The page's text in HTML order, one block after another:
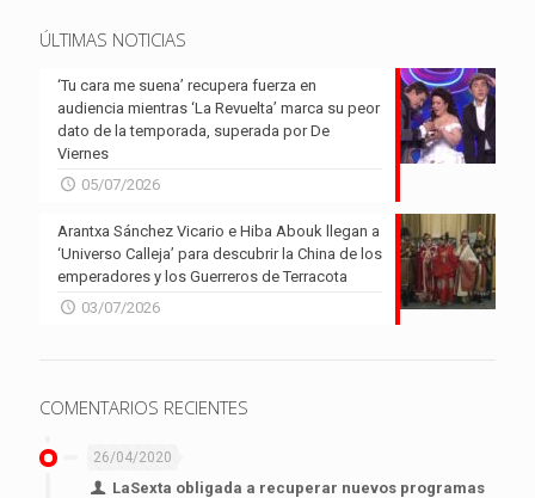
ÚLTIMAS NOTICIAS
‘Tu cara me suena’ recupera fuerza en
audiencia mientras ‘La Revuelta’ marca su peor
dato de la temporada, superada por De
Viernes
05/07/2026
Arantxa Sánchez Vicario e Hiba Abouk llegan a
‘Universo Calleja’ para descubrir la China de los
emperadores y los Guerreros de Terracota
03/07/2026
COMENTARIOS RECIENTES
26/04/2020
LaSexta obligada a recuperar nuevos programas